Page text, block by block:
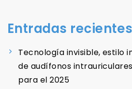
Entradas recientes
Tecnología invisible, estilo
de audífonos
para el 2025